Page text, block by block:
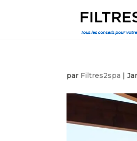
par Filtres2spa |